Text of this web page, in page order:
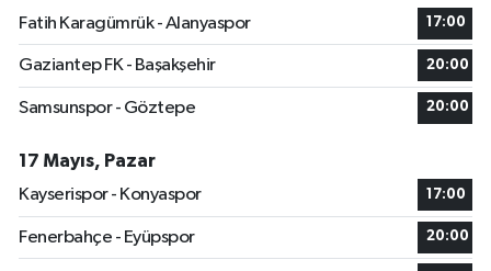
Fatih Karagümrük - Alanyaspor
17:00
Gaziantep FK - Başakşehir 20:00
Samsunspor - Göztepe 20:00
17 Mayıs, Pazar
Kayserispor - Konyaspor
17:00
Fenerbahçe - Eyüpspor 20:00